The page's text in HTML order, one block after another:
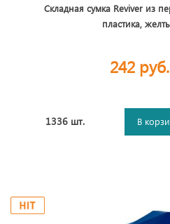
Складная сумка Reviver из
пластика,
242 руб.
1336 шт. В